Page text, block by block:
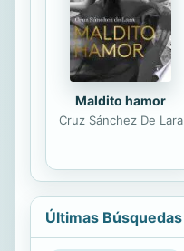
Maldito hamor
Cruz Sánchez De Lara
Últimas Búsquedas